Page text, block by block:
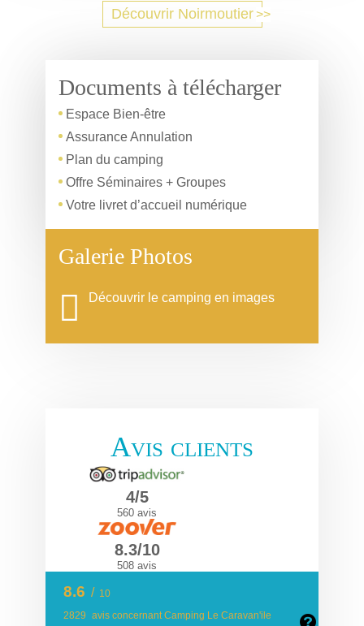
Découvrir Noirmoutier
Documents à télécharger
Espace Bien-être
Assurance Annulation
Plan du camping
Offre Séminaires + Groupes
Votre livret d’accueil numérique
Galerie Photos
Découvrir le camping en images
Avis clients
4/5
560 avis
8.3/10
508 avis
8.6 / 10
2829 avis concernant Camping Le Caravan'ile